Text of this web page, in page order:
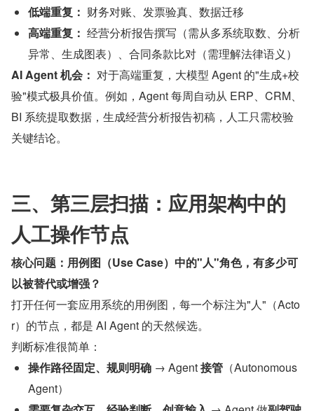
低端重复： 财务对账、发票验真、数据迁移
高端重复： 经营分析报告撰写（需从多系统取数、分析
异常、生成图表）、合同条款比对（需理解法律语义）
AI Agent 机会： 对于高端重复，大模型 Agent 的"生成+校
验"模式极具价值。例如，Agent 每周自动从 ERP、CRM、
BI 系统提取数据，生成经营分析报告初稿，人工只需校验
关键结论。
三、第三层扫描：应用架构中的
人工操作节点
核心问题：用例图（Use Case）中的"人"角色，有多少可
以被替代或增强？
打开任何一套应用系统的用例图，每一个标注为"人"（Acto
r）的节点，都是 AI Agent 的天然候选。
判断标准很简单：
操作路径固定、规则明确 → Agent 接管 （Autonomous
Agent）